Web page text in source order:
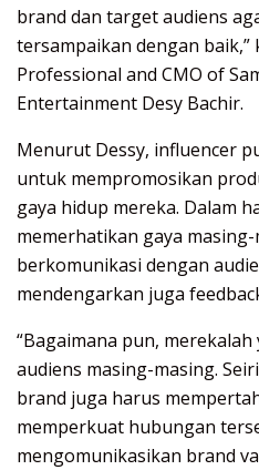
brand dan target audiens
tersampaikan dengan
Professional and CMO of
Entertainment Desy Bachir.
Menurut Dessy, influencer
untuk mempromosikan
gaya hidup mereka. Dalam
memerhatikan gaya
berkomunikasi dengan
mendengarkan juga
“Bagaimana pun,
audiens masing-masing.
brand juga harus
memperkuat hubungan
mengomunikasikan brand